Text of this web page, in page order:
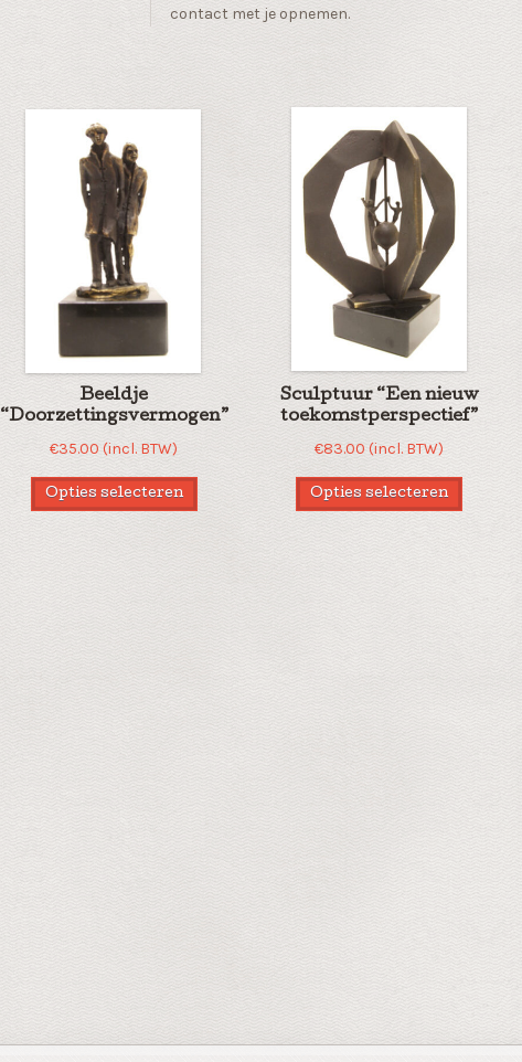
contact met je opnemen.
Beeldje
“Doorzettingsvermogen”
€35.00 (incl. BTW)
Opties selecteren
Sculptuur “Een nieuw
toekomstperspectief”
€83.00 (incl. BTW)
Opties selecteren